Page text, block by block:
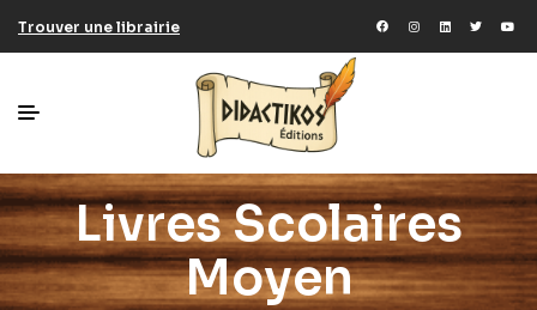
Trouver une librairie
Livres Scolaires
Moyen